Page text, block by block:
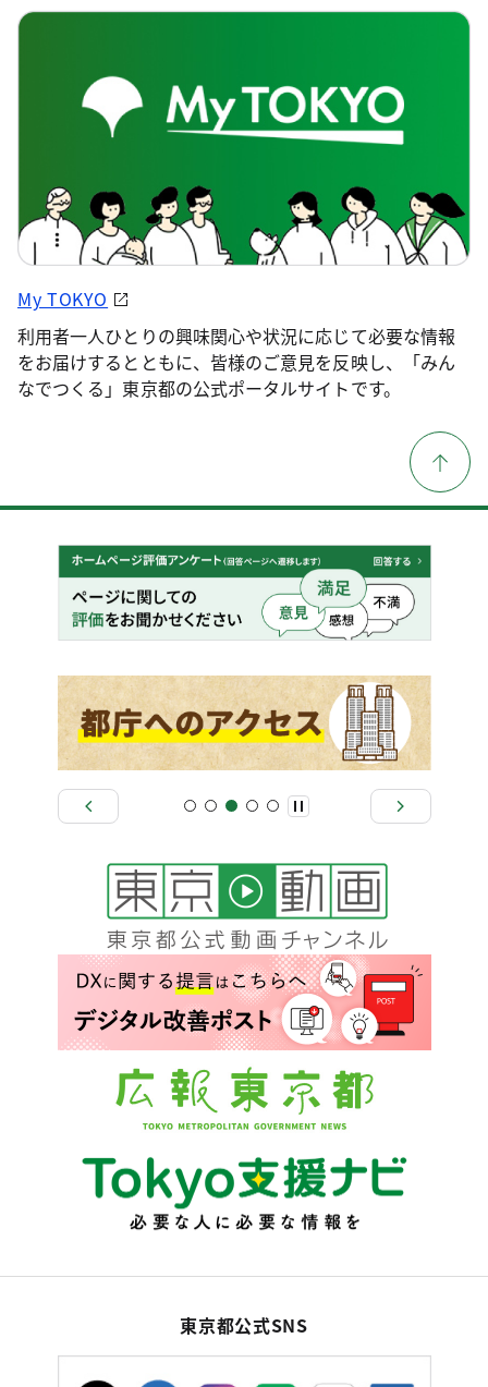
My TOKYO
利用者一人ひとりの興味関心や状況に応じて必要な情報
をお届けするとともに、皆様のご意見を反映し、「みん
なでつくる」東京都の公式ポータルサイトです。
東京都公式SNS